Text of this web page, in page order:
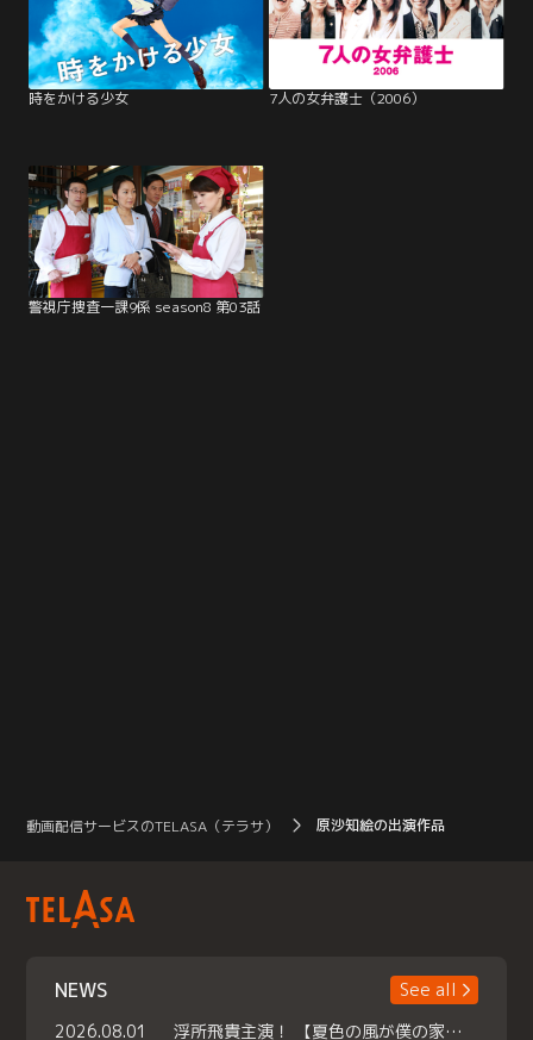
時をかける少女 7人の女弁護士（2006）
警視庁捜査一課9係 season8 第03話
動画配信サービスのTELASA（テラサ） 原沙知絵の出演作品
NEWS
See all
2026.08.01
浮所飛貴主演！ 【夏色の風が僕の家にやってきた】 本日よりテラサで独占配信スタート！